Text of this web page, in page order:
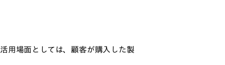
用場面としては、顧客が購入した製